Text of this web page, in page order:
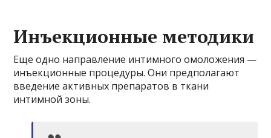
Инъекционные методики
Еще одно направление интимного омоложения —
инъекционные процедуры. Они предполагают
введение активных препаратов в ткани
интимной зоны.